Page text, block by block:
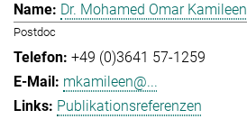
Dr. Mohamed Omar Kamileen
Postdoc
+49 (0)3641 57-1259
mkamileen@...
Publikationsreferenzen